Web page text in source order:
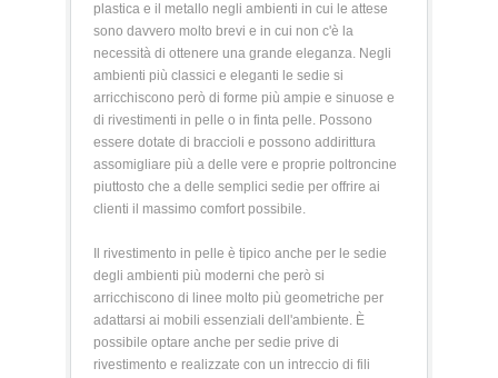
plastica e il metallo negli ambienti in cui le attese
sono davvero molto brevi e in cui non c'è la
necessità di ottenere una grande eleganza. Negli
ambienti più classici e eleganti le sedie si
arricchiscono però di forme più ampie e sinuose e
di rivestimenti in pelle o in finta pelle. Possono
essere dotate di braccioli e possono addirittura
assomigliare più a delle vere e proprie poltroncine
piuttosto che a delle semplici sedie per offrire ai
clienti il massimo comfort possibile.
Il rivestimento in pelle è tipico anche per le sedie
degli ambienti più moderni che però si
arricchiscono di linee molto più geometriche per
adattarsi ai mobili essenziali dell'ambiente. È
possibile optare anche per sedie prive di
rivestimento e realizzate con un intreccio di fili